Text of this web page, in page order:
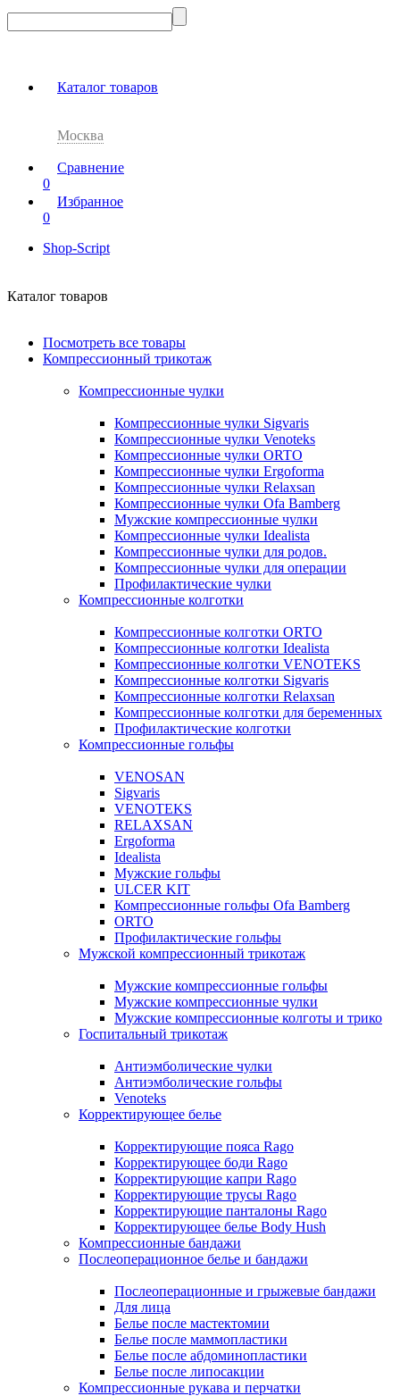
Каталог товаров
Москва
Сравнение
0
Избранное
0
Shop-Script
Каталог товаров
Посмотреть все товары
Компрессионный трикотаж
Компрессионные чулки
Компрессионные чулки Sigvaris
Компрессионные чулки Venoteks
Компрессионные чулки ORTO
Компрессионные чулки Ergoforma
Компрессионные чулки Relaxsan
Компрессионные чулки Ofa Bamberg
Мужские компрессионные чулки
Компрессионные чулки Idealista
Компрессионные чулки для родов.
Компрессионные чулки для операции
Профилактические чулки
Компрессионные колготки
Компрессионные колготки ORTO
Компрессионные колготки Idealista
Компрессионные колготки VENOTEKS
Компрессионные колготки Sigvaris
Компрессионные колготки Relaxsan
Компрессионные колготки для беременных
Профилактические колготки
Компрессионные гольфы
VENOSAN
Sigvaris
VENOTEKS
RELAXSAN
Ergoforma
Idealista
Мужские гольфы
ULCER KIT
Компрессионные гольфы Ofa Bamberg
ORTO
Профилактические гольфы
Мужской компрессионный трикотаж
Мужские компрессионные гольфы
Мужские компрессионные чулки
Мужские компрессионные колготы и трико
Госпитальный трикотаж
Антиэмболические чулки
Антиэмболические гольфы
Venoteks
Корректирующее белье
Корректирующие пояса Rago
Корректирующее боди Rago
Корректирующие капри Rago
Корректирующие трусы Rago
Корректирующие панталоны Rago
Корректирующее белье Body Hush
Компрессионные бандажи
Послеоперационное белье и бандажи
Послеоперационные и грыжевые бандажи
Для лица
Белье после мастектомии
Белье после маммопластики
Белье после абдоминопластики
Белье после липосакции
Компрессионные рукава и перчатки